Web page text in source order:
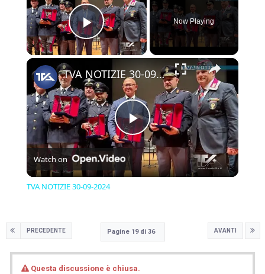
Play Video
Now Playing
×
Play
Video
TVA NOTIZIE 30-09-2024
Watch on
TVA NOTIZIE 30-09-2024
PRECEDENTE AVANTI
Pagine 19 di 36
Questa discussione è chiusa.